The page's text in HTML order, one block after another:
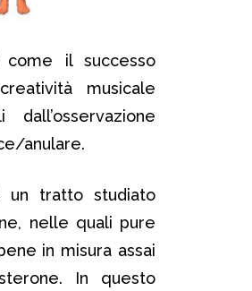
come il successo
musicale
anulare.
tratto studiato
nelle quali pure
in misura assai
In questo